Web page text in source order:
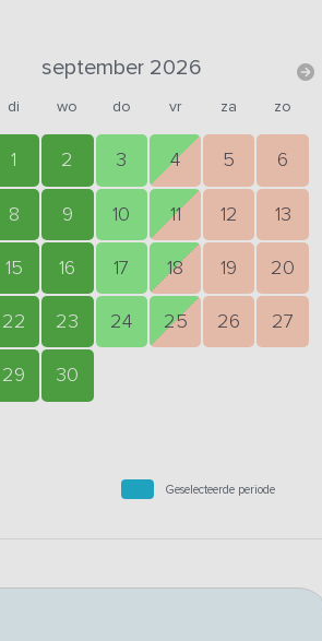
september 2026
di wo do vr za zo
1 2 3 4 5 6
8 9 10 11 12 13
15 16 17 18 19 20
22 23 24 25 26 27
29 30
Geselecteerde periode